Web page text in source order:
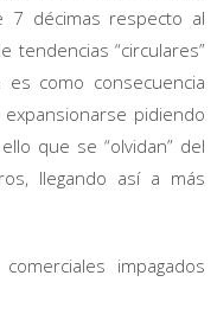
7 décimas respecto al
tendencias “circulares”
como consecuencia
pidiendo
que se “olvidan” del
llegando así a más
impagados